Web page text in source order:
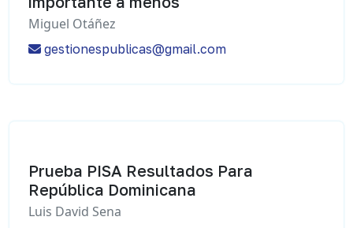
Miguel Otáñez
gestionespublicas@gmail.com
Prueba PISA Resultados Para
República Dominicana
Luis David Sena